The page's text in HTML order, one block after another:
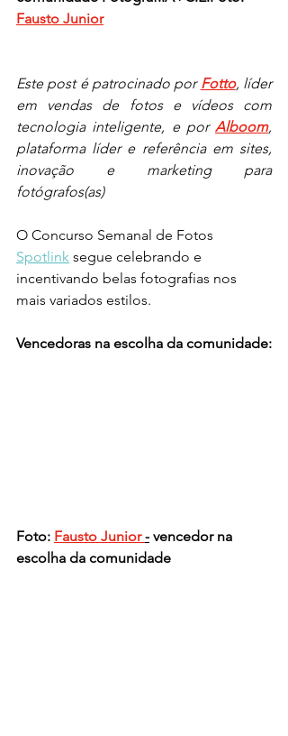
Fausto Junior
Este post é patrocinado por Fotto, líder
em vendas de fotos e vídeos com
tecnologia inteligente, e por Alboom,
plataforma líder e referência em sites,
inovação e marketing para
fotógrafos(as)
O Concurso Semanal de Fotos
Spotlink segue celebrando e
incentivando belas fotografias nos
mais variados estilos.
Vencedoras na escolha da comunidade:
Foto: Fausto Junior - vencedor na
escolha da comunidade